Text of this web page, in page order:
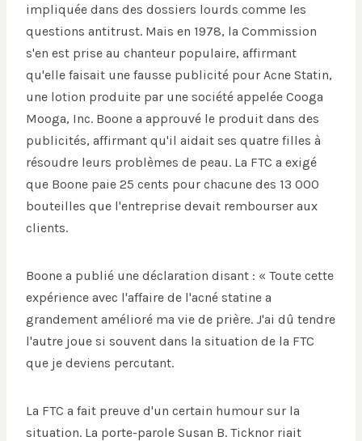
impliquée dans des dossiers lourds comme les
questions antitrust. Mais en 1978, la Commission
s'en est prise au chanteur populaire, affirmant
qu'elle faisait une fausse publicité pour Acne Statin,
une lotion produite par une société appelée Cooga
Mooga, Inc. Boone a approuvé le produit dans des
publicités, affirmant qu'il aidait ses quatre filles à
résoudre leurs problèmes de peau. La FTC a exigé
que Boone paie 25 cents pour chacune des 13 000
bouteilles que l'entreprise devait rembourser aux
clients.
Boone a publié une déclaration disant : « Toute cette
expérience avec l'affaire de l'acné statine a
grandement amélioré ma vie de prière. J'ai dû tendre
l'autre joue si souvent dans la situation de la FTC
que je deviens percutant.
La FTC a fait preuve d'un certain humour sur la
situation. La porte-parole Susan B. Ticknor riait